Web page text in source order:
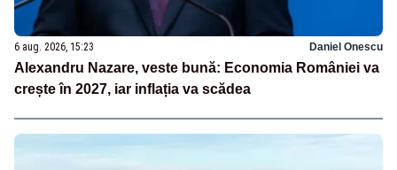
6 aug. 2026, 15:23 Daniel Onescu
Alexandru Nazare, veste bună: Economia României va
crește în 2027, iar inflația va scădea